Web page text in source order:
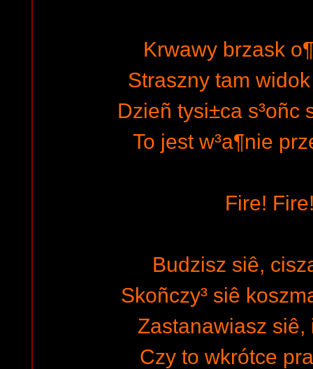
Krwawy brzask
Straszny tam
Dzieñ tysi±ca s³oñc
To jest w³a¶nie
Fire!
Budzisz siê,
Skoñczy³ siê
Zastanawiasz siê,
Czy to wkrótce